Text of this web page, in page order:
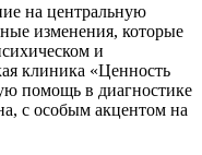
на центральную
изменения, которые
и
клиника «Ценность
помощь в диагностике
с особым акцентом на